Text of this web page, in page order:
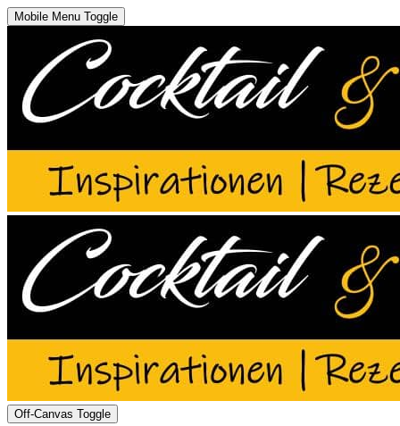
Mobile Menu Toggle
Off-Canvas Toggle